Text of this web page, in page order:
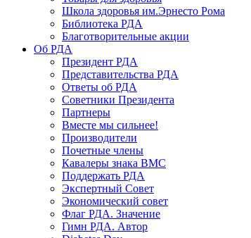
Школа здоровья им.Эрнесто Рома
Библиотека РДА
Благотворительные акции
Об РДА
Президент РДА
Представительства РДА
Ответы об РДА
Советники Президента
Партнеры
Вместе мы сильнее!
Производители
Почетные члены
Кавалеры знака ВМС
Поддержать РДА
Экспертный Совет
Экономический совет
Флаг РДА. Значение
Гимн РДА. Автор